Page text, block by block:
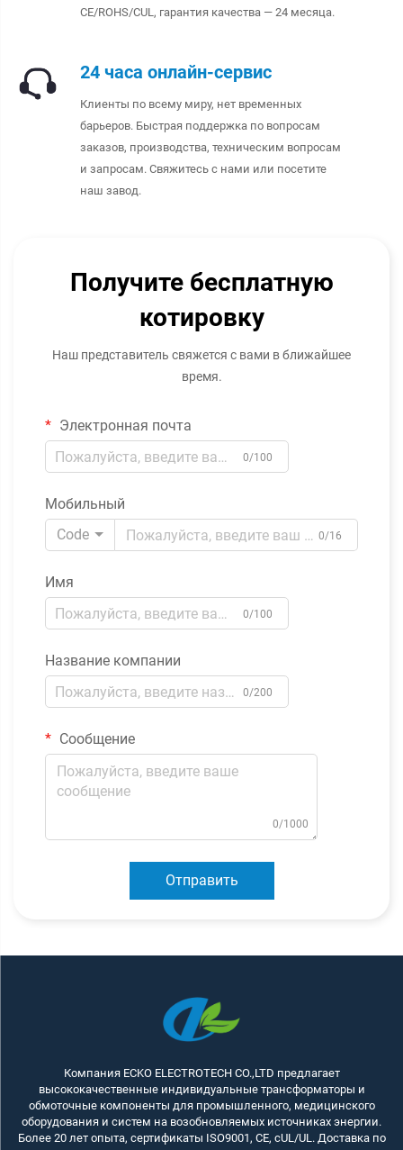
CE/ROHS/CUL, гарантия качества — 24 месяца.
24 часа онлайн-сервис
Клиенты по всему миру, нет временных
барьеров. Быстрая поддержка по вопросам
заказов, производства, техническим вопросам
и запросам. Свяжитесь с нами или посетите
наш завод.
Получите бесплатную
котировку
Наш представитель свяжется с вами в ближайшее
время.
Электронная почта
0/100
Мобильный
Code
0/16
Имя
0/100
Название компании
0/200
Сообщение
0/1000
Отправить
Компания ECKO ELECTROTECH CO.,LTD предлагает
высококачественные индивидуальные трансформаторы и
обмоточные компоненты для промышленного, медицинского
оборудования и систем на возобновляемых источниках энергии.
Более 20 лет опыта, сертификаты ISO9001, CE, cUL/UL. Доставка по